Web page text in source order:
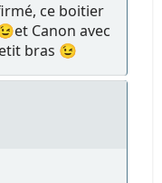
ce boitier
Canon avec
bras 😉